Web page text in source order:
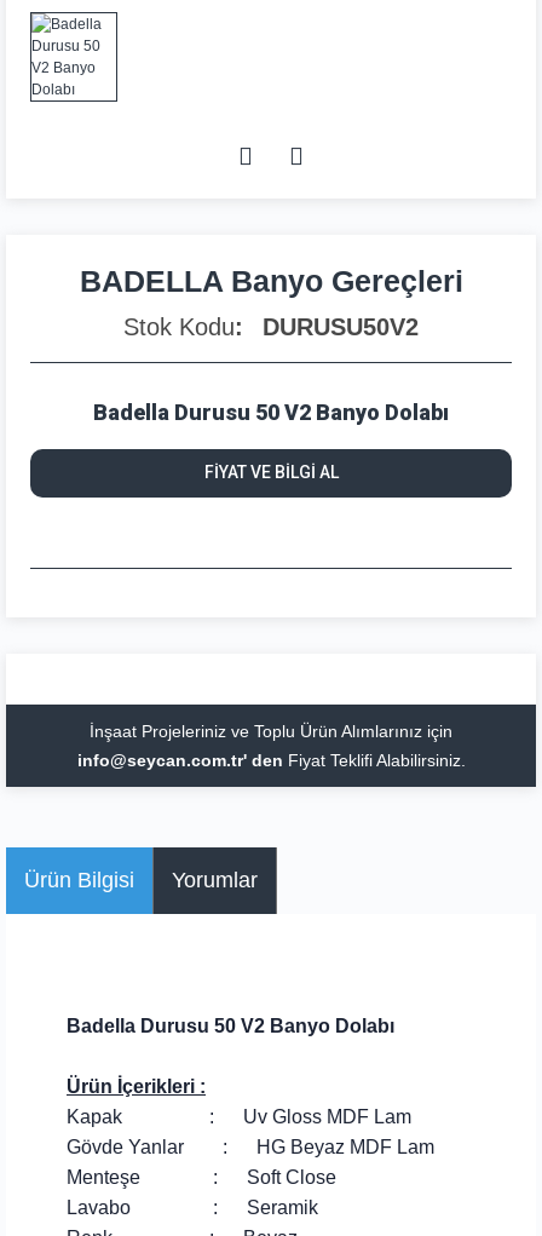
BADELLA Banyo Gereçleri
Stok Kodu DURUSU50V2
Badella Durusu 50 V2 Banyo Dolabı
FİYAT VE BİLGİ AL
İnşaat Projeleriniz ve Toplu Ürün Alımlarınız için
info@seycan.com.tr' den Fiyat Teklifi Alabilirsiniz.
Ürün Bilgisi Yorumlar
Badella Durusu 50 V2 Banyo Dolabı
Ürün İçerikleri :
Kapak : Uv Gloss MDF Lam
Gövde Yanlar : HG Beyaz MDF Lam
Menteşe : Soft Close
Lavabo : Seramik